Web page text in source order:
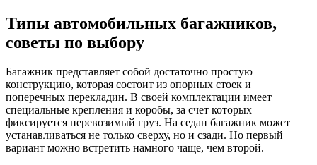
Типы автомобильных багажников,
советы по выбору
Багажник представляет собой достаточно простую
конструкцию, которая состоит из опорных стоек и
поперечных перекладин. В своей комплектации имеет
специальные крепления и коробы, за счет которых
фиксируется перевозимый груз. На седан багажник может
устанавливаться не только сверху, но и сзади. Но первый
вариант можно встретить намного чаще, чем второй.